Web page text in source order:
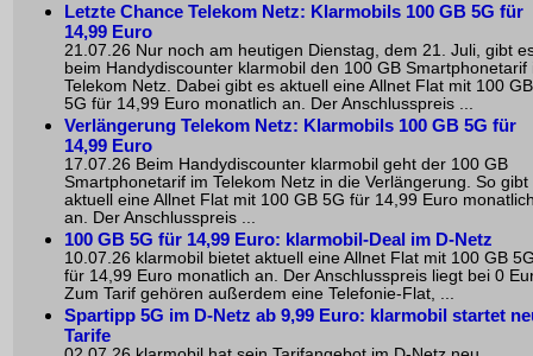
Letzte Chance Telekom Netz: Klarmobils 100 GB 5G für
14,99 Euro
21.07.26 Nur noch am heutigen Dienstag, dem 21. Juli, gibt
beim Handydiscounter klarmobil den 100 GB Smartphonetarif
Telekom Netz. Dabei gibt es aktuell eine Allnet Flat mit 100 GB
5G für 14,99 Euro monatlich an. Der Anschlusspreis ...
Verlängerung Telekom Netz: Klarmobils 100 GB 5G für
14,99 Euro
17.07.26 Beim Handydiscounter klarmobil geht der 100 GB
Smartphonetarif im Telekom Netz in die Verlängerung. So gibt
aktuell eine Allnet Flat mit 100 GB 5G für 14,99 Euro
an. Der Anschlusspreis ...
100 GB 5G für 14,99 Euro: klarmobil-Deal im D-Netz
10.07.26 klarmobil bietet aktuell eine Allnet Flat mit 100 GB
für 14,99 Euro monatlich an. Der Anschlusspreis liegt bei 0
Zum Tarif gehören außerdem eine Telefonie-Flat, ...
Spartipp 5G im D-Netz ab 9,99 Euro: klarmobil startet
Tarife